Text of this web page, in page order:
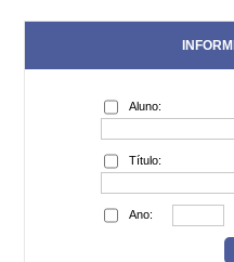
Aluno:
Título:
Ano: